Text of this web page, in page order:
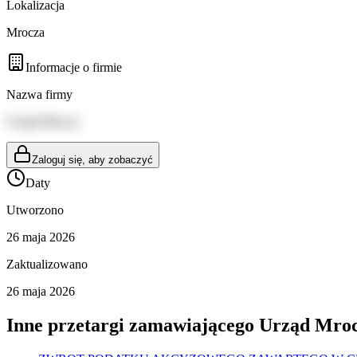
Lokalizacja
Mrocza
Informacje o firmie
Nazwa firmy
Zaloguj się, aby zobaczyć
Daty
Utworzono
26 maja 2026
Zaktualizowano
26 maja 2026
Inne przetargi zamawiającego Urząd